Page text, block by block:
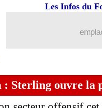
Les Infos du
: Sterling ouvre la
reprend
c'est non
jouer avec
Pedri va